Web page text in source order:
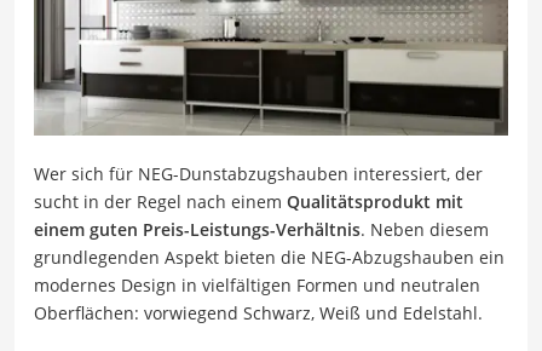
Wer sich für NEG-Dunstabzugshauben interessiert, der
sucht in der Regel nach einem Qualitätsprodukt mit
einem guten Preis-Leistungs-Verhältnis. Neben diesem
grundlegenden Aspekt bieten die NEG-Abzugshauben ein
modernes Design in vielfältigen Formen und neutralen
Oberflächen: vorwiegend Schwarz, Weiß und Edelstahl.